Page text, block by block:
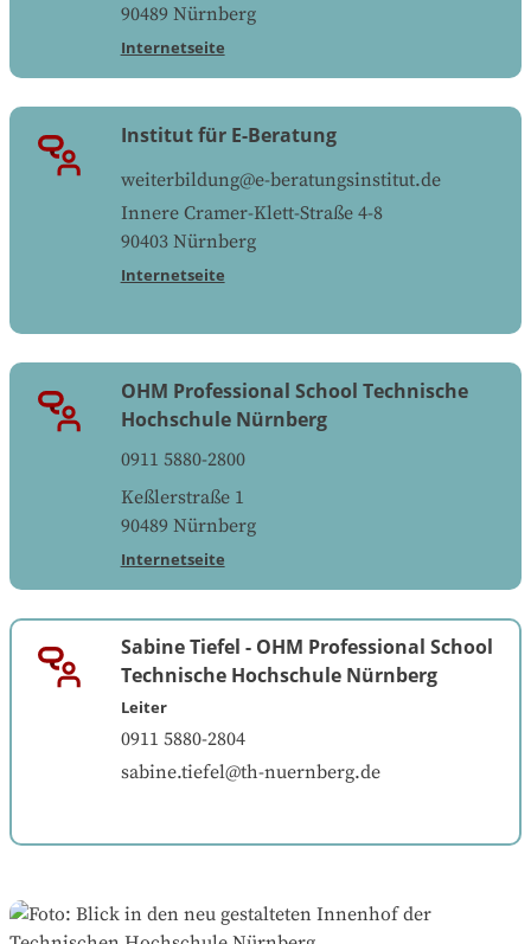
90489 Nürnberg
Internetseite
Institut für E-Beratung
weiterbildung@e-beratungsinstitut.de
Innere Cramer-Klett-Straße 4-8
90403 Nürnberg
Internetseite
OHM Professional School Technische
Hochschule Nürnberg
0911 5880-2800
Keßlerstraße 1
90489 Nürnberg
Internetseite
Sabine Tiefel - OHM Professional School
Technische Hochschule Nürnberg
Leiter
0911 5880-2804
sabine.tiefel@th-nuernberg.de